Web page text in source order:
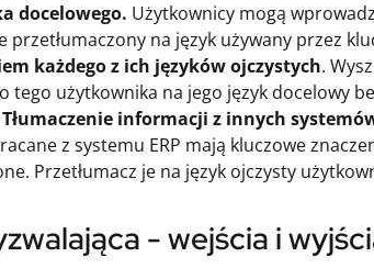
docelowego. Użytkownicy mogą
przetłumaczony na język używany przez
każdego z ich języków ojczystych.
tego użytkownika na jego język docelowy
Tłumaczenie informacji z innych
z systemu ERP mają kluczowe
Przetłumacz je na język ojczysty
- wejścia i